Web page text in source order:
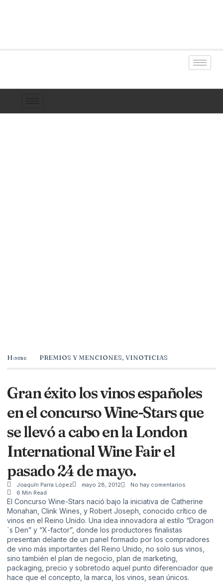
Home PREMIOS Y MENCIONES, VINOTICIAS
Gran éxito los vinos españoles
en el concurso Wine-Stars que
se llevó a cabo en la London
International Wine Fair el
pasado 24 de mayo.
Joaquín Parra López mayo 28, 2012
No hay comentarios
6 Min Read
El Concurso Wine-Stars nació bajo la iniciativa de Catherine
Monahan, Clink Wines, y Robert Joseph, conocido crítico de
vinos en el Reino Unido. Una idea innovadora al estilo “Dragon
´s Den” y “X-factor”, donde los productores finalistas
presentan delante de un panel formado por los compradores
de vino más importantes del Reino Unido, no solo sus vinos,
sino también el plan de negocio, plan de marketing,
packaging, precio y sobretodo aquel punto diferenciador que
hace que el concepto, la marca, los vinos, sean únicos.